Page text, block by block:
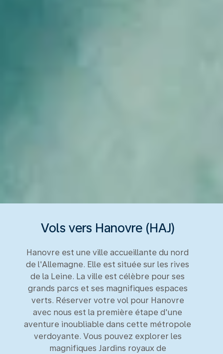
Vols vers Hanovre (HAJ)
Hanovre est une ville accueillante du nord
de l'Allemagne. Elle est située sur les rives
de la Leine. La ville est célèbre pour ses
grands parcs et ses magnifiques espaces
verts. Réserver votre vol pour Hanovre
avec nous est la première étape d'une
aventure inoubliable dans cette métropole
verdoyante. Vous pouvez explorer les
magnifiques Jardins royaux de